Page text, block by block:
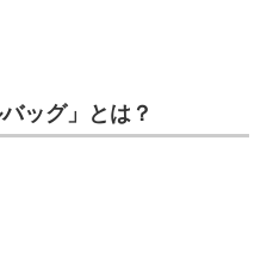
ッグ」とは？